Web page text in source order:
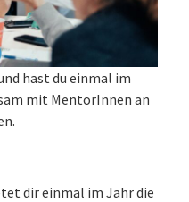
hast du einmal im
mit MentorInnen an
dir einmal im Jahr die